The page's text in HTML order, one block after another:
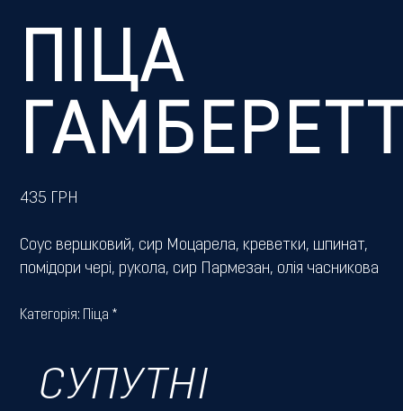
ПІЦА
435 ГРН
Соус вершковий, сир Моцарела, креветки, шпинат,
помідори чері, рукола, сир Пармезан, олія часникова
Категорія: Піца *
СУПУТНІ